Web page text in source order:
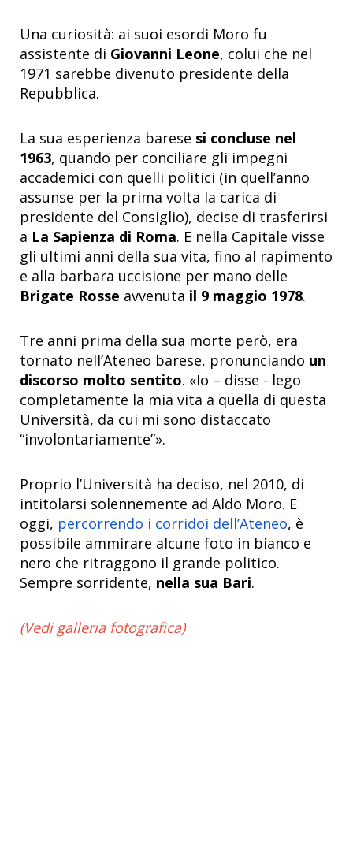
Una curiosità: ai suoi esordi Moro fu
assistente di Giovanni Leone, colui che nel
1971 sarebbe divenuto presidente della
Repubblica.
La sua esperienza barese si concluse nel
1963, quando per conciliare gli impegni
accademici con quelli politici (in quell’anno
assunse per la prima volta la carica di
presidente del Consiglio), decise di trasferirsi
a La Sapienza di Roma. E nella Capitale visse
gli ultimi anni della sua vita, fino al rapimento
e alla barbara uccisione per mano delle
Brigate Rosse avvenuta il 9 maggio 1978.
Tre anni prima della sua morte però, era
tornato nell’Ateneo barese, pronunciando un
discorso molto sentito. «Io – disse - lego
completamente la mia vita a quella di questa
Università, da cui mi sono distaccato
“involontariamente”».
Proprio l’Università ha deciso, nel 2010, di
intitolarsi solennemente ad Aldo Moro. E
oggi, percorrendo i corridoi dell’Ateneo, è
possibile ammirare alcune foto in bianco e
nero che ritraggono il grande politico.
Sempre sorridente, nella sua Bari.
(Vedi galleria fotografica)